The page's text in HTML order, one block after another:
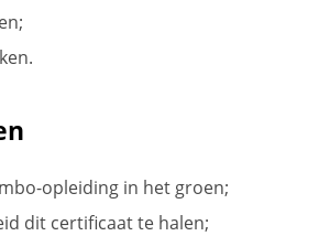
opleiding in het groen;
dit certificaat te halen;